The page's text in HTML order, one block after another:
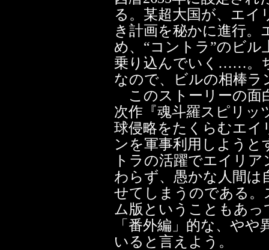
る。某超大国が、エイ
き計画を秘かに進行。
め、“コントラ”のビル
乗り込んでいく……。
なので、ビルの相棒ラ
このストーリーの面
次作『魂斗羅スピリッ
球侵略をたくらむエ
ンを軍事利用しようと
トラの活躍でエイリ
わらず、愚かな人間は
せてしまうのである。
ム版ということもあっ
「番外編」的な、や
いると言えよう。